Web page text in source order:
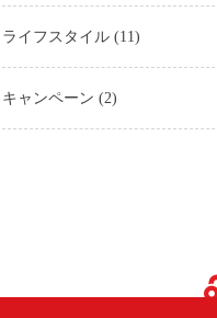
ライフスタイル (11)
キャンペーン (2)